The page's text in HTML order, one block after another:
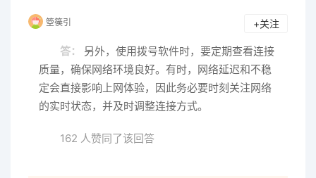
箜篌引 +关注
答：
另外，使用拨号软件时，要定期查看连接
质量，确保网络环境良好。有时，网络延迟和不稳
定会直接影响上网体验，因此务必要时刻关注网络
的实时状态，并及时调整连接方式。
162 人赞同了该回答